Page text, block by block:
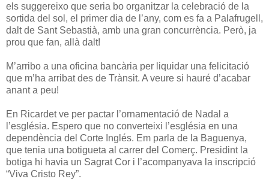
els suggereixo que seria bo organitzar la celebració de la
sortida del sol, el primer dia de l’any, com es fa a Palafrugell,
dalt de Sant Sebastià, amb una gran concurrència. Però, ja
prou que fan, allà dalt!
M’arribo a una oficina bancària per liquidar una felicitació
que m’ha arribat des de Trànsit. A veure si hauré d’acabar
anant a peu!
En Ricardet ve per pactar l’ornamentació de Nadal a
l’església. Espero que no converteixi l’església en una
dependència del Corte Inglés. Em parla de la Baguenya,
que tenia una botigueta al carrer del Comerç. Presidint la
botiga hi havia un Sagrat Cor i l’acompanyava la inscripció
“Viva Cristo Rey”.